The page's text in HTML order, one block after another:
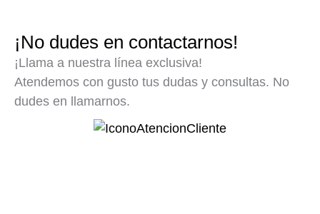
¡No dudes en contactarnos!
¡Llama a nuestra línea exclusiva!
Atendemos con gusto tus dudas y consultas. No
dudes en llamarnos.